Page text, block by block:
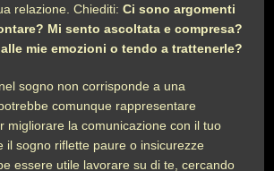
relazione. Chiediti:Ci sono argomenti
Mi sento ascoltata e compresa?
mie emozioni o tendo a trattenerle?
sogno non corrisponde a una
comunque rappresentare
migliorare la comunicazione con il tuo
il sogno riflette paure o insicurezze
essere utile lavorare su di te, cercando